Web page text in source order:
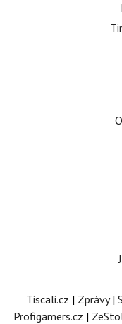
Tiscali.cz | Zprávy|
Profigamers.cz |